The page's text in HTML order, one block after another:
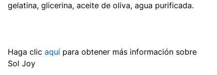
gelatina, glicerina, aceite de oliva, agua purificada.
Haga clic aquí para obtener más información sobre
Sol Joy